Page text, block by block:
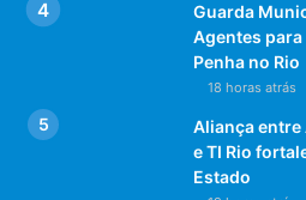
Guarda
Agentes para
Penha no Rio
18 horas atrás
Aliança
e TI Rio
Estado